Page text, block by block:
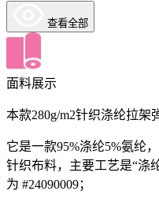
查看全部
面料展示
本款280g/m2针织涤纶拉架
它是一款95%涤纶5%氨纶
针织布料，主要工艺是“涤
为 #24090009；